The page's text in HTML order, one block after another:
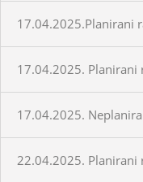
17.04.2025.Planirani
17.04.2025. Planirani
17.04.2025.
22.04.2025. Planirani